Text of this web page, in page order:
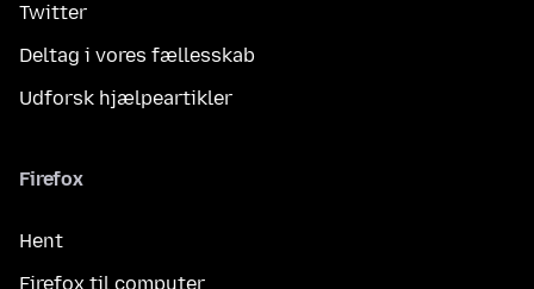
Twitter
Deltag i vores fællesskab
Udforsk hjælpeartikler
Firefox
Hent
Firefox til computer